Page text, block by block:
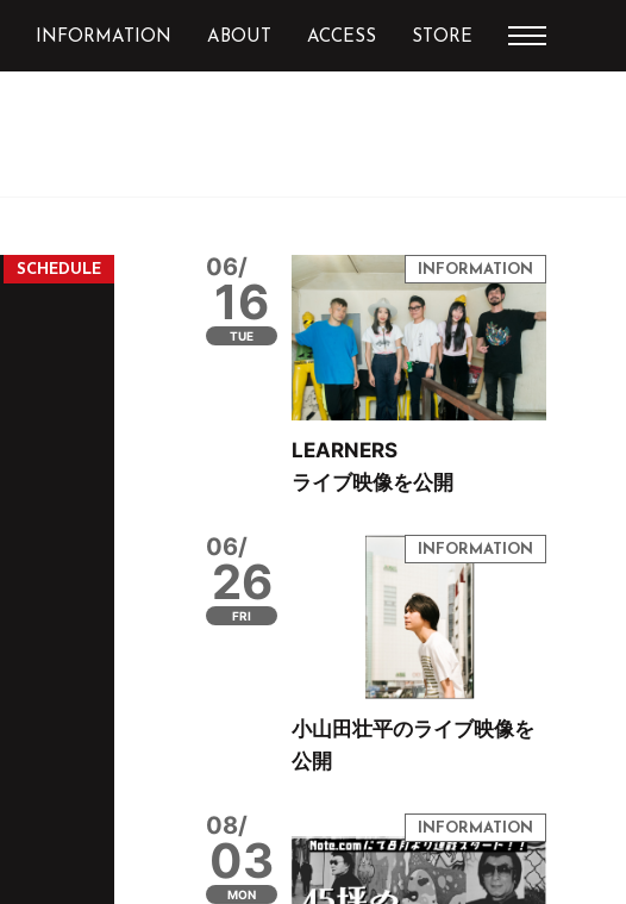
INFORMATION ABOUT ACCESS STORE
06/
16
TUE
LEARNERS
ライブ映像を公開
06/
26
FRI
小山田壮平のライブ映像を
公開
08/
03
MON